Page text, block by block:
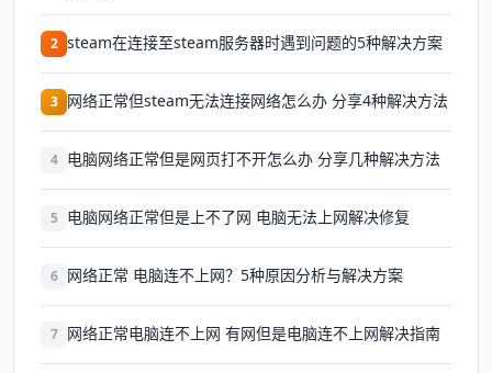
2 steam在连接至steam服务器时遇到问题的5种解决方案
3 网络正常但steam无法连接网络怎么办 分享4种解决方法
4 电脑网络正常但是网页打不开怎么办 分享几种解决方法
5 电脑网络正常但是上不了网 电脑无法上网解决修复
6 网络正常 电脑连不上网？5种原因分析与解决方案
7 网络正常电脑连不上网 有网但是电脑连不上网解决指南